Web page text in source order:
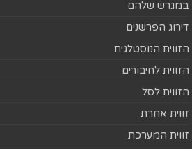
במגרש שלהם
דירוג הפרשנים
הזווית הנוסטלגית
הזווית לחיבורים
הזווית לסל
זווית אחרת
זווית המערכת